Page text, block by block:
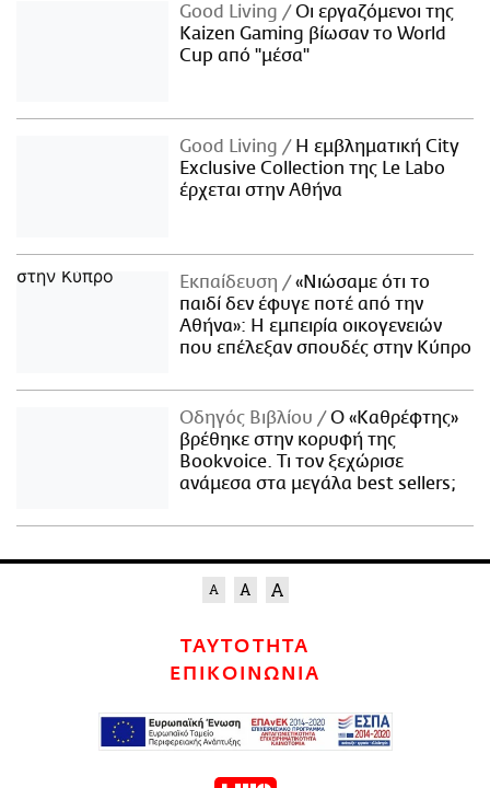
Good Living
Οι εργαζόμενοι της
Kaizen Gaming βίωσαν το World
Cup από "μέσα"
Good Living
Η εμβληματική City
Exclusive Collection της Le Labo
έρχεται στην Αθήνα
Εκπαίδευση
«Νιώσαμε ότι το
παιδί δεν έφυγε ποτέ από την
Αθήνα»: Η εμπειρία οικογενειών
που επέλεξαν σπουδές στην Κύπρο
Οδηγός Βιβλίου
Ο «Καθρέφτης»
βρέθηκε στην κορυφή της
Bookvoice. Τι τον ξεχώρισε
ανάμεσα στα μεγάλα best sellers;
ΤΑΥΤΟΤΗΤΑ
ΕΠΙΚΟΙΝΩΝΙΑ